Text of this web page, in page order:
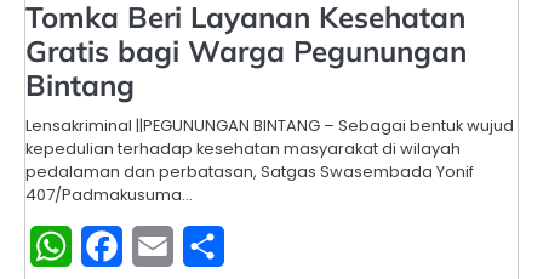
Tomka Beri Layanan Kesehatan
Gratis bagi Warga Pegunungan
Bintang
Lensakriminal ||​PEGUNUNGAN BINTANG – Sebagai bentuk wujud
kepedulian terhadap kesehatan masyarakat di wilayah
pedalaman dan perbatasan, Satgas Swasembada Yonif
407/Padmakusuma…
WhatsAppFacebook
Email